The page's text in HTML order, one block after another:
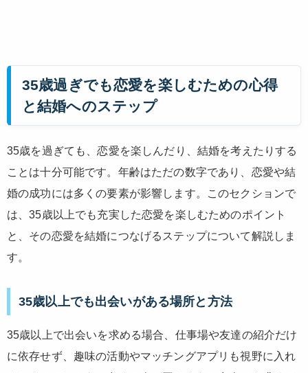
35歳過ぎでも恋愛を楽しむための心得
と結婚へのステップ
35歳を過ぎても、恋愛を楽しんだり、結婚を考えたりする
ことは十分可能です。年齢はただの数字であり、恋愛や結
婚の成功には多くの要素が影響します。このセクションで
は、35歳以上でも充実した恋愛を楽しむためのポイント
と、その恋愛を結婚につなげるステップについて解説しま
す。
35歳以上でも出会いがある場所と方法
35歳以上で出会いを求める場合、仕事場や友達の紹介だけ
に依存せず、趣味の活動やマッチングアプリも視野に入れ